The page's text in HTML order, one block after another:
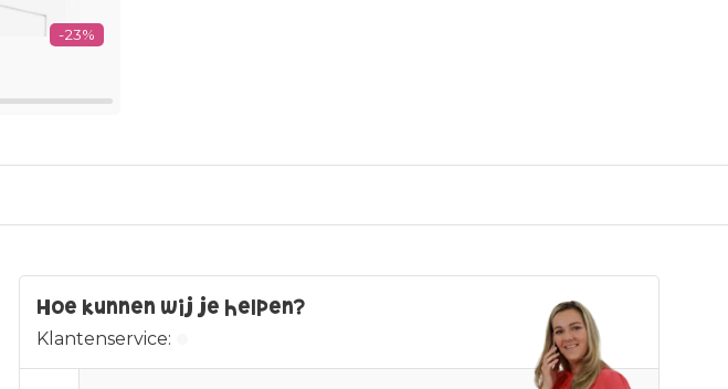
-23%
Hoe kunnen wij je helpen?
Klantenservice: